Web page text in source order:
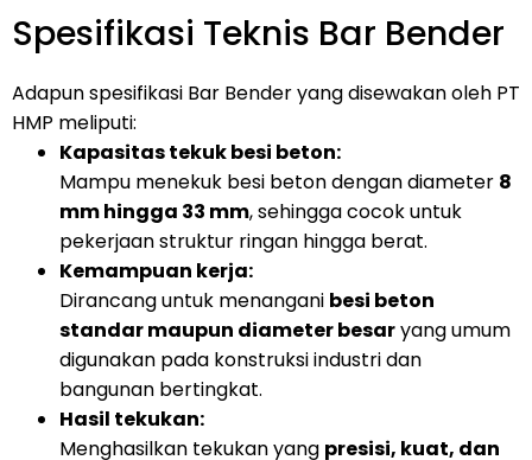
Spesifikasi Teknis Bar Bender
Adapun spesifikasi Bar Bender yang disewakan oleh PT
HMP meliputi:
Kapasitas tekuk besi beton:
Mampu menekuk besi beton dengan diameter 8
mm hingga 33 mm, sehingga cocok untuk
pekerjaan struktur ringan hingga berat.
Kemampuan kerja:
Dirancang untuk menangani besi beton
standar maupun diameter besaryang umum
digunakan pada konstruksi industri dan
bangunan bertingkat.
Hasil tekukan:
Menghasilkan tekukan yang presisi, kuat, dan